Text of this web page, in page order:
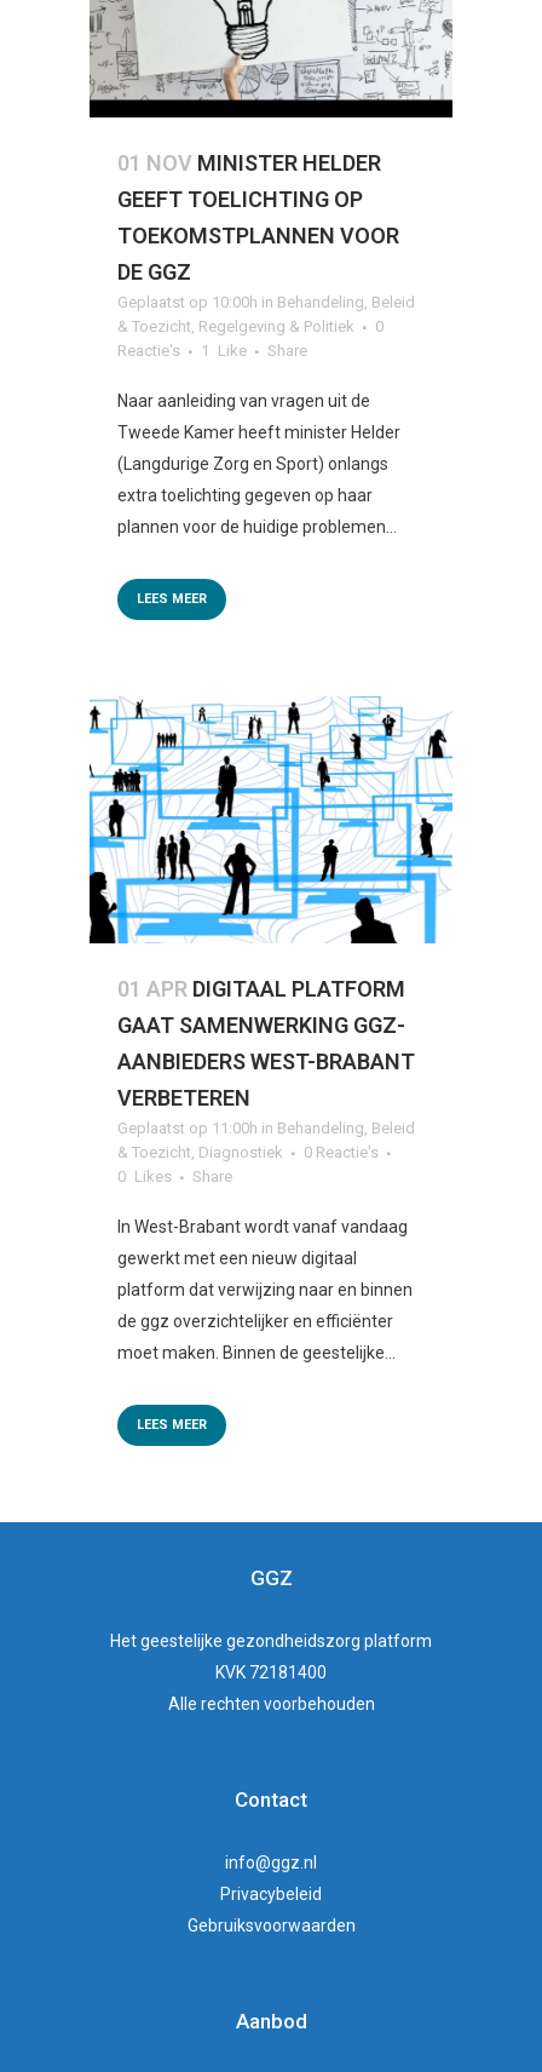
01 NOV MINISTER HELDER
GEEFT TOELICHTING OP
TOEKOMSTPLANNEN VOOR
DE GGZ
Geplaatst op 10:00h in Behandeling Beleid
& Toezicht Regelgeving & Politiek
0
Reactie's
1 Like Share
Naar aanleiding van vragen uit de
Tweede Kamer heeft minister Helder
(Langdurige Zorg en Sport) onlangs
extra toelichting gegeven op haar
plannen voor de huidige problemen...
LEES MEER
01 APR DIGITAAL PLATFORM
GAAT SAMENWERKING GGZ-
AANBIEDERS WEST-BRABANT
VERBETEREN
Geplaatst op 11:00h in Behandeling, Beleid
& Toezicht, Diagnostiek
0 Reactie's
0 Likes Share
In West-Brabant wordt vanaf vandaag
gewerkt met een nieuw digitaal
platform dat verwijzing naar en binnen
de ggz overzichtelijker en efficiënter
moet maken. Binnen de geestelijke...
LEES MEER
GGZ
Hetgeestelijke gezondheidszorg platform
KVK 72181400
Alle rechten voorbehouden
Contact
info@ggz.nl
Privacybeleid
Gebruiksvoorwaarden
Aanbod